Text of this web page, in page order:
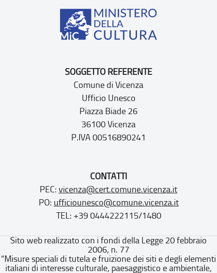
SOGGETTO REFERENTE
Comune di Vicenza
Ufficio Unesco
Piazza Biade 26
36100 Vicenza
P.IVA 00516890241
CONTATTI
PEC: vicenza@cert.comune.vicenza.it
PO: ufficiounesco@comune.vicenza.it
TEL: +39 0444222115/1480
Sito web realizzato con i fondi della Legge 20 febbraio
2006, n. 77
“Misure speciali di tutela e fruizione dei siti e degli elementi
italiani di interesse culturale, paesaggistico e ambientale,